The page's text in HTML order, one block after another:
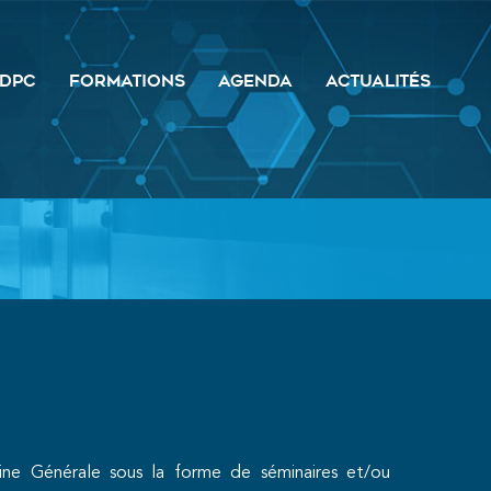
DPC FORMATIONS AGENDA ACTUALITÉS
Générale sous la forme de séminaires et/ou